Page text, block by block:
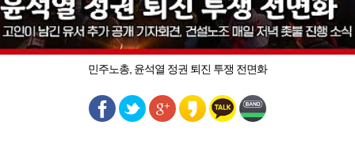
민주노총, 윤석열 정권 퇴진 투쟁 전면화